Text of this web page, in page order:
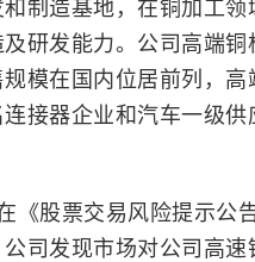
制造基地，在铜加工领
研发能力。公司高端铜
模在国内位居前列，高
接器企业和汽车一级供
《股票交易风险提示公
司发现市场对公司高速